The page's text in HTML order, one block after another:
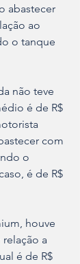
abastecer
ao
o tanque
não teve
é de R$
com
o
é de R$
houve
relação a
é de R$